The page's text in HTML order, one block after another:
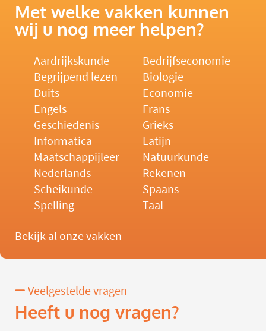
Met welke vakken kunnen
wij u nog meer helpen?
Aardrijkskunde
Bedrijfseconomie
Begrijpend lezen
Biologie
Duits
Economie
Engels
Frans
Geschiedenis
Grieks
Informatica
Latijn
Maatschappijleer
Natuurkunde
Nederlands
Rekenen
Scheikunde
Spaans
Spelling
Taal
Bekijk al onze vakken
Veelgestelde vragen
Heeft u nog vragen?